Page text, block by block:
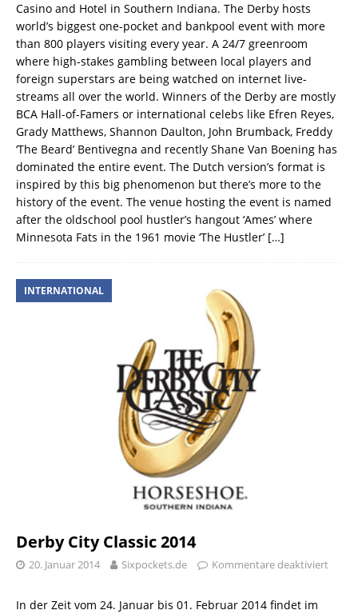
Casino and Hotel in Southern Indiana. The Derby hosts
world’s biggest one-pocket and bankpool event with more
than 800 players visiting every year. A 24/7 greenroom
where high-stakes gambling between local players and
foreign superstars are being watched on internet live-
streams all over the world. Winners of the Derby are mostly
BCA Hall-of-Famers or international celebs like Efren Reyes,
Grady Matthews, Shannon Daulton, John Brumback, Freddy
‘The Beard’ Bentivegna and recently Shane Van Boening has
dominated the entire event. The Dutch version’s format is
inspired by this big phenomenon but there’s more to the
history of the event. The venue hosting the event is named
after the oldschool pool hustler’s hangout ‘Ames’ where
Minnesota Fats in the 1961 movie ‘The Hustler’ […]
INTERNATIONAL
Derby City Classic 2014
20. Januar 2014 Sixpockets.de Kommentare deaktiviert
In der Zeit vom 24. Januar bis 01. Februar 2014 findet im